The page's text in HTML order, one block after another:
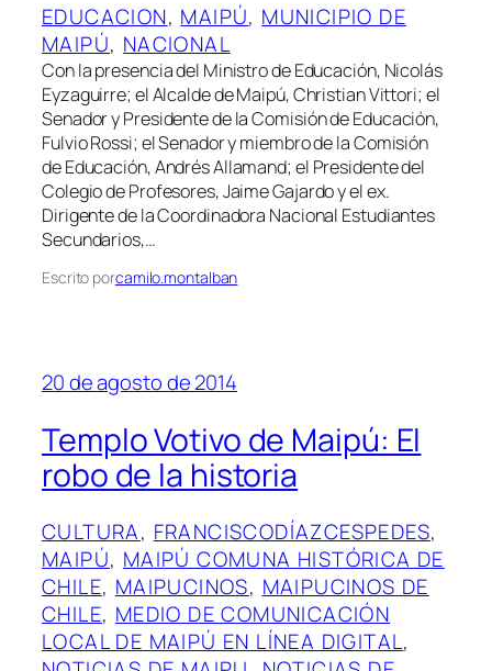
EDUCACION, MAIPÚ, MUNICIPIO DE
MAIPÚ, NACIONAL
Con la presencia del Ministro de Educación, Nicolás
Eyzaguirre; el Alcalde de Maipú, Christian Vittori; el
Senador y Presidente de la Comisión de Educación,
Fulvio Rossi; el Senador y miembro de la Comisión
de Educación, Andrés Allamand; el Presidente del
Colegio de Profesores, Jaime Gajardo y el ex.
Dirigente de la Coordinadora Nacional Estudiantes
Secundarios,…
Escrito porcamilo.montalban
20 de agosto de 2014
Templo Votivo de Maipú: El
robo de la historia
CULTURA, FRANCISCODÍAZCESPEDES
MAIPÚ, MAIPÚ COMUNA HISTÓRICA DE
CHILE, MAIPUCINOS, MAIPUCINOS DE
CHILE, MEDIO DE COMUNICACIÓN
LOCAL DE MAIPÚ EN LÍNEA DIGITAL